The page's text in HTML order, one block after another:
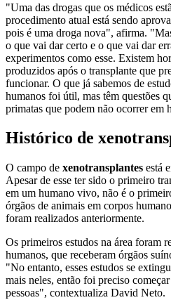
"Uma das drogas que os médicos
procedimento atual está sendo
pois é uma droga nova", afirma.
o que vai dar certo e o que vai dar
experimentos como esse. Existem
produzidos após o transplante que
funcionar. O que já sabemos de
humanos foi útil, mas têm questões
primatas que podem não ocorrer em
Histórico de
O campo de xenotransplantes está
Apesar de esse ter sido o primeiro
em um humano vivo, não é o
órgãos de animais em corpos
foram realizados anteriormente.
Os primeiros estudos na área foram
humanos, que receberam órgãos
"No entanto, esses estudos se
mais neles, então foi preciso
pessoas", contextualiza David Neto.